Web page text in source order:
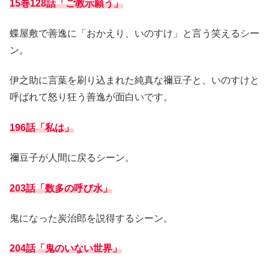
15巻128話「ご教示願う」
蝶屋敷で善逸に「おかえり、いのすけ」と言う笑えるシー
ン。
伊之助に言葉を刷り込まれた純真な禰豆子と、いのすけと
呼ばれて怒り狂う善逸が面白いです。
196話「私は」
禰豆子が人間に戻るシーン。
203話「数多の呼び水」
鬼になった炭治郎を説得するシーン。
204話「鬼のいない世界」